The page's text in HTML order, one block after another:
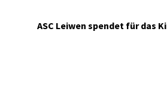
ASC Leiwen spendet für das